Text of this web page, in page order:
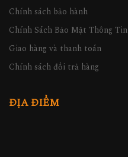
Chính sách bảo hành
Chính Sách Bảo Mật Thông Tin
Giao hàng và thanh toán
Chính sách đổi trả hàng
ĐỊA ĐIỂM